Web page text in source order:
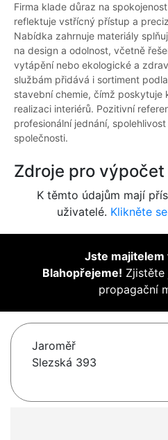
Firma klade důraz na
reflektuje vstřícný přístup a
Nabídka zahrnuje materiály
na design a odolnost, včetně
vytápění nebo ekologické a
službám přidává i sortiment
stavební chemie, čímž poskytuje
realizaci interiérů. Pozitivní
profesionální jednání,
společnosti.
Zdroje pro
K těmto údajům mají
uživatelé. Klikněte
Jste
Blahopřejeme! Zjistěte
propagační
Jaroměř
Slezská 393